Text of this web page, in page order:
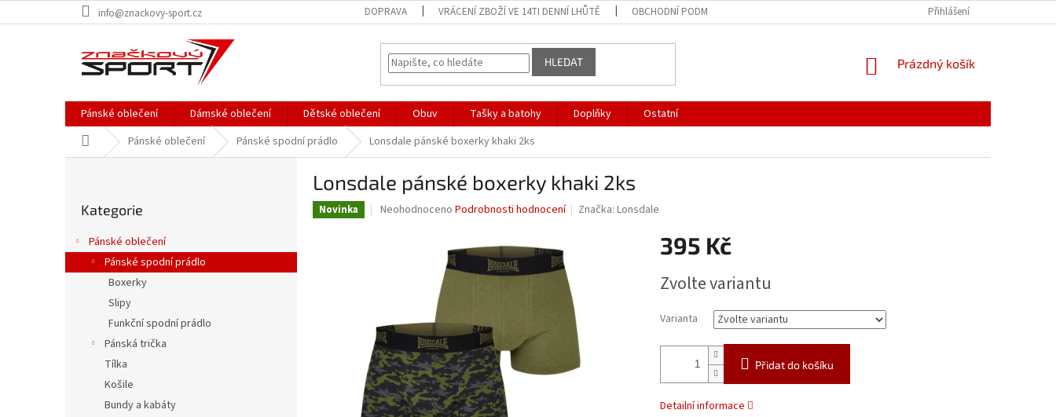
na
info@znackovy-sport.cz DOPRAVA VRÁCENÍ ZBOŽÍ VE 14TI DENNÍ LHŮTĚ OBCHODNÍ PODMÍNKY PODMÍNKY ZPRACOVÁNÍ OSOBNÍCH ÚDAJŮ
Přihlášení
HLEDAT
NÁKUPNÍ
Prázdný košík
Pánské oblečení Dámské oblečení Dětské oblečení Obuv Tašky a batohy Doplňky
Ostatní
Domů Pánské oblečení Pánské spodní prádlo Lonsdale pánské boxerky khaki 2ks
a
n
kategorie
Kategorie
Pánské oblečení
Pánské spodní prádlo
Boxerky
Slipy
Funkční spodní prádlo
Pánská trička
Tílka
Košile
Bundy a kabáty
Lonsdale pánské boxerky khaki 2ks
Novinka
Průměrné
Neohodnoceno Podrobnosti hodnocení Značka:Lonsdale
395 Kč
cena:
Zvolte variantu
Varianta
Přidat do košíku
Detailní informace